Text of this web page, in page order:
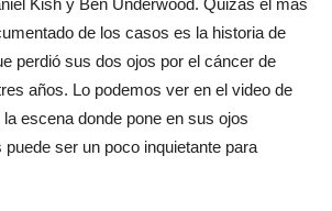
de los casos es la historia de
perdió sus dos ojos por el cáncer de
años. Lo podemos ver en el video de
escena donde pone en sus ojos
ser un poco inquietante para